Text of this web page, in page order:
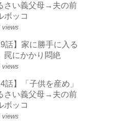
さい義父母→夫の前
ボッコ
views
話】家に勝手に入る
罠にかかり悶絶
views
話】「子供を産め」
さい義父母→夫の前
ボッコ
views